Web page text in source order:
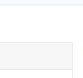
menú desplegable